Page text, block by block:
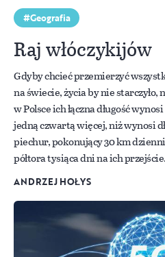
Geografia
Raj włóczykijów
Gdyby chcieć przemierzyć
na świecie, życia by nie starczyło,
w Polsce ich łączna długość
jedną czwartą więcej, niż wynosi
piechur, pokonujący 30 km
półtora tysiąca dni na ich przejście.
ANDRZEJ HOŁYS